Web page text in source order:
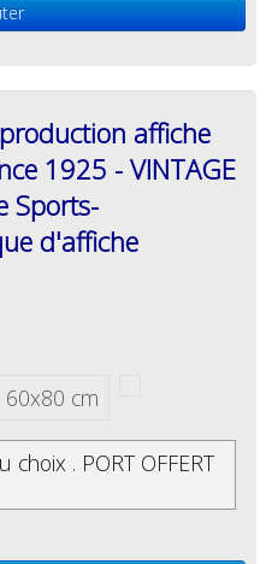
affiche
1925 - VINTAGE
Sports-
d'affiche
60x80 cm
. PORT OFFERT